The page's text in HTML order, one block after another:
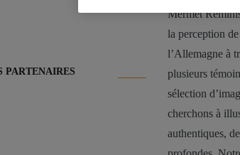
Mermet
la perception
l’Allemagne à
plusieurs
sélection
cherchons à
authentiques,
PARTENAIRES